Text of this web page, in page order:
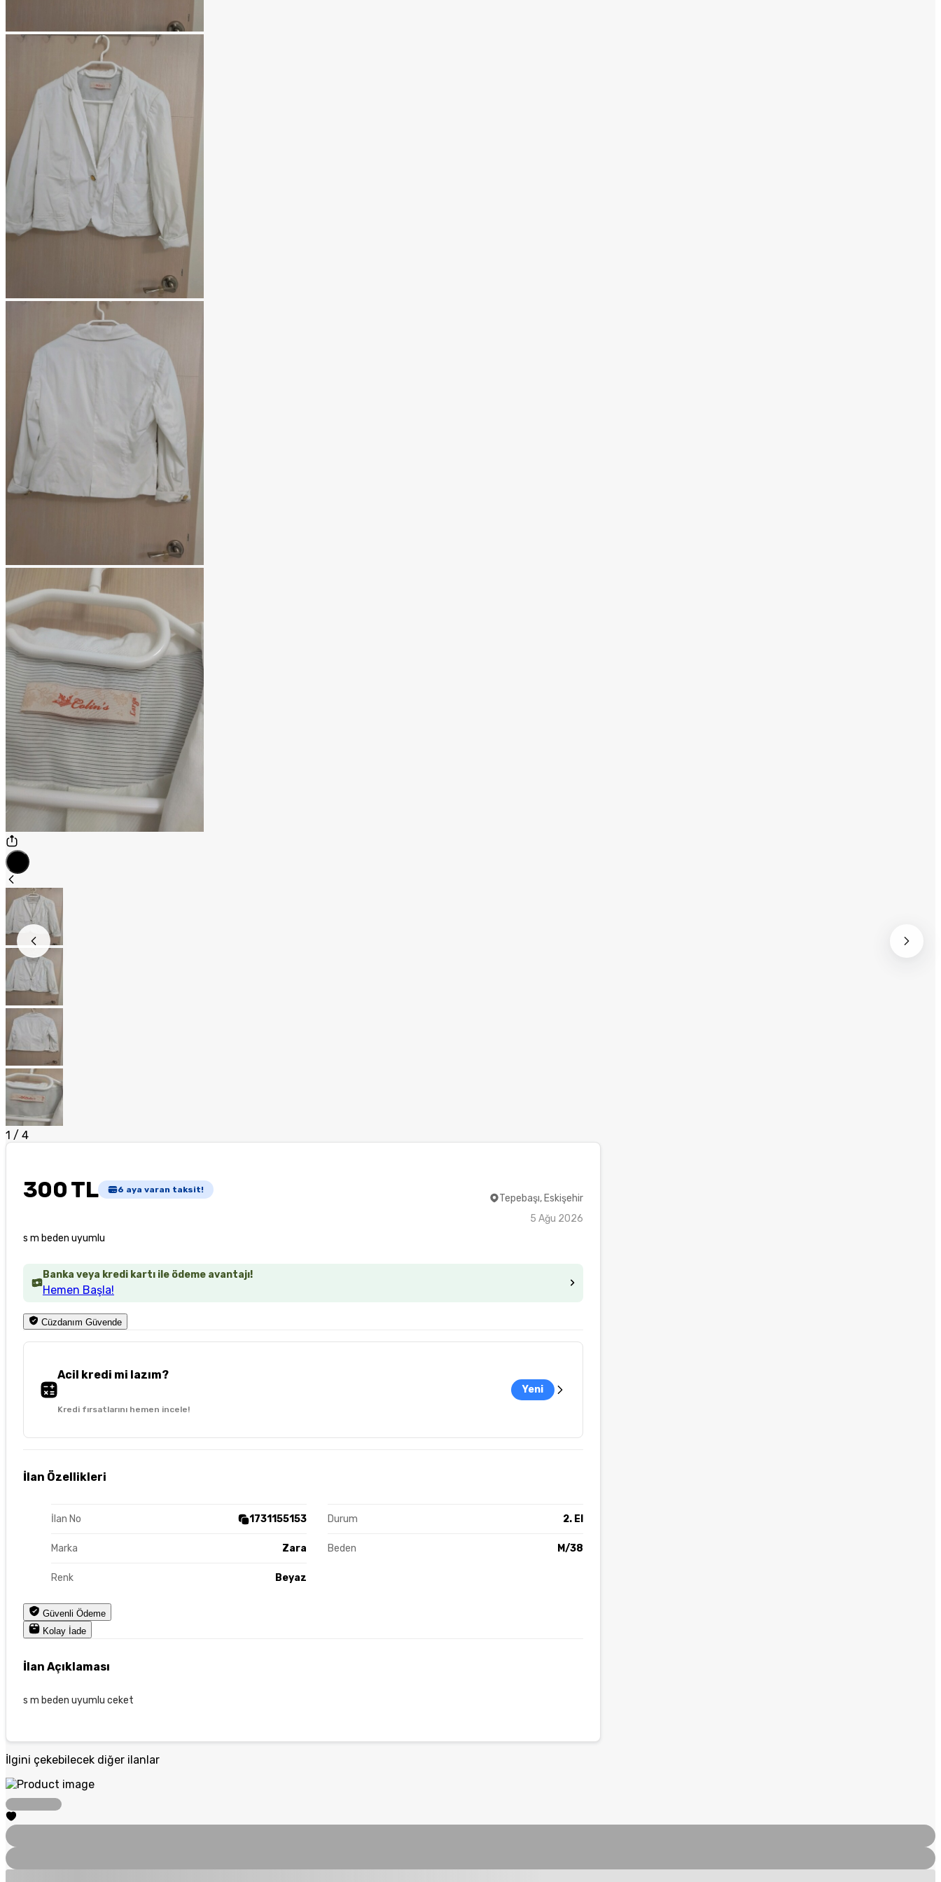
1 / 4
300 TL 6 aya varan taksit!
s m beden uyumlu
Tepebaşı, Eskişehir
5 Ağu 2026
Banka veya kredi kartı ile ödeme avantajı!
Hemen Başla!
Cüzdanım Güvende
Acil kredi mi lazım?
Kredi fırsatlarını hemen incele!
Yeni
İlan Özellikleri
İlan No 1731155153 Durum 2. El
Marka Zara Beden M/38
Renk Beyaz
Güvenli Ödeme
Kolay İade
İlan Açıklaması
s m beden uyumlu ceket
İlgini çekebilecek diğer ilanlar